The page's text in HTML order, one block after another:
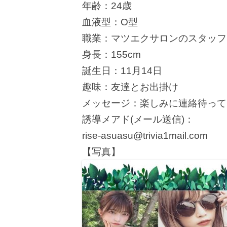
年齢：24歳
血液型：O型
職業：マツエクサロンのスタッフ
身長：155cm
誕生日：11月14日
趣味：友達とお出掛け
メッセージ：楽しみに連絡待っ
誘導メアド(メール送信)：
rise-asuasu@trivia1mail.com
【写真】